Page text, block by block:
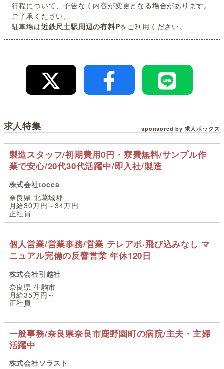
行程について、予告なく内容が変更となる場合があります。
ご了承ください。
駐車場は近鉄尺土駅周辺の有料Pをご利用ください。
求人特集 sponsored by 求人ボックス
製造スタッフ/初期費用0円・寮費無料/サンプル作
業で安心/20代30代活躍中/即入社/製造
株式会社tocca
奈良県 北葛城郡
月給30万円～34万円
正社員
個人営業/営業事務/営業 テレアポ·飛び込みなし マ
ニュアル完備の反響営業 年休120日
株式会社引越社
奈良県 生駒市
月給35万円～
正社員
一般事務/奈良県奈良市鹿野園町の病院/主夫・主婦
活躍中
株式会社ソラスト